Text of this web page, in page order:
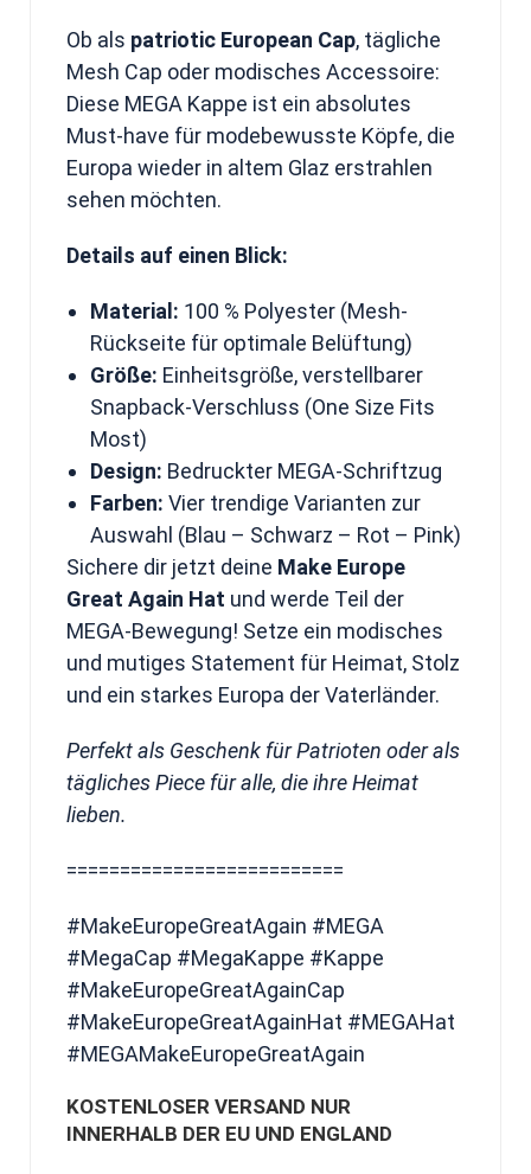
Ob als patriotic European Cap, tägliche
Mesh Cap oder modisches Accessoire:
Diese MEGA Kappe ist ein absolutes
Must-have für modebewusste Köpfe, die
Europa wieder in altem Glaz erstrahlen
sehen möchten.
Details auf einen Blick:
Material: 100 % Polyester (Mesh-
Rückseite für optimale Belüftung)
Größe: Einheitsgröße, verstellbarer
Snapback-Verschluss (One Size Fits
Most)
Design: Bedruckter MEGA-Schriftzug
Farben: Vier trendige Varianten zur
Auswahl (Blau – Schwarz – Rot – Pink)
Sichere dir jetzt deine Make Europe
Great Again Hat und werde Teil der
MEGA-Bewegung! Setze ein modisches
und mutiges Statement für Heimat, Stolz
und ein starkes Europa der Vaterländer.
Perfekt als Geschenk für Patrioten oder als
tägliches Piece für alle, die ihre Heimat
lieben.
==========================
#MakeEuropeGreatAgain #MEGA
#MegaCap #MegaKappe #Kappe
#MakeEuropeGreatAgainCap
#MakeEuropeGreatAgainHat #MEGAHat
#MEGAMakeEuropeGreatAgain
KOSTENLOSER VERSAND NUR
INNERHALB DER EU UND ENGLAND